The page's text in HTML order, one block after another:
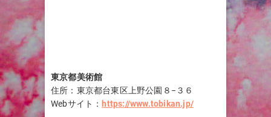
東京都美術館
住所：東京都台東区上野公園８−３６
Webサイト： https://www.tobikan.jp/